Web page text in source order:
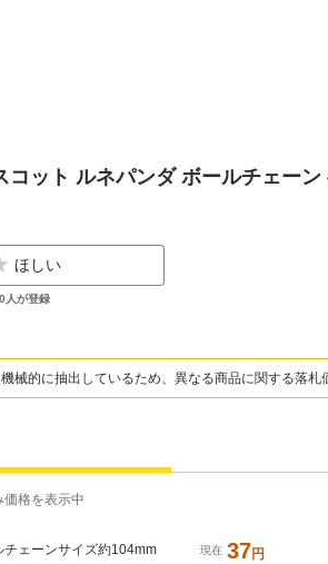
コット ルネパンダ ボールチェー
ほしい
0 人が登録
械的に抽出しているため、異なる商品に関する落
格を表示中
ェーンサイズ約104mm 現在 37円